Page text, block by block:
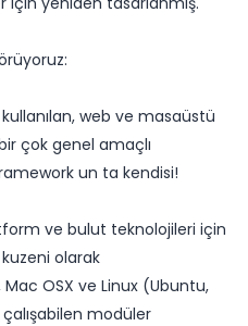
web ve masaüstü
çok genel amaçlı
un ta kendisi!
ve bulut teknolojileri için
olarak
OSX ve Linux (Ubuntu,
modüler